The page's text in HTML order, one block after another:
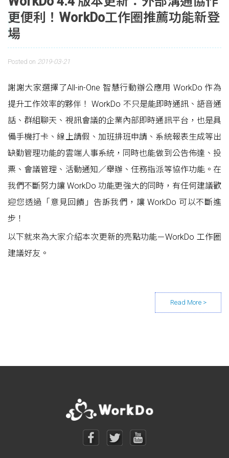
更便利！WorkDo工作圈推薦功能新登
場
Posted on 2019-03-21
謝謝大家選擇了All-in-One 智慧行動辦公應用 WorkDo 作為
提升工作效率的夥伴！ WorkDo 不只是能即時通訊、語音通
話、群組聊天、視訊會議的企業內部即時通訊平台，也是具
備手機打卡、線上請假、加班排班申請、系統報表生成等出
缺勤管理功能的雲端人事系統，同時也能做到公告佈達、投
票、會議管理、活動通知／舉辦、任務指派等協作功能。在
我們不斷努力讓 WorkDo 功能更強大的同時，有任何建議歡
迎您透過「意見回饋」告訴我們，讓 WorkDo 可以不斷進
步！
以下就來為大家介紹本次更新的亮點功能－WorkDo 工作圈
建議好友。
Posts navigation